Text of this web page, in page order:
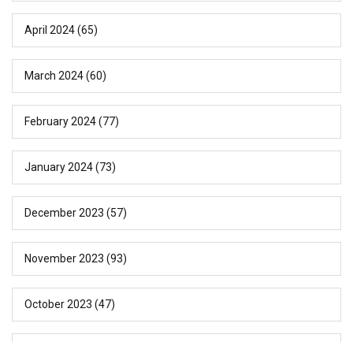
April 2024(65)
March 2024(60)
February 2024(77)
January 2024(73)
December 2023 (57)
November 2023 (93)
October 2023 (47)